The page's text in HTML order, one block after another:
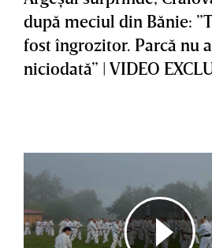
după meciul din Bănie:
fost îngrozitor. Parcă nu
niciodată” | VIDEO